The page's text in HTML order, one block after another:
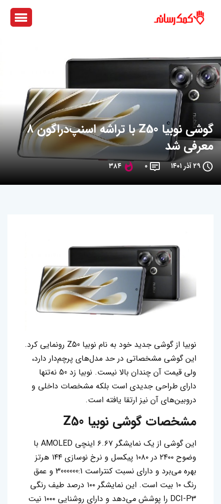
گوشی نوبیا Z50 با تراشه اسنپ‌دراگون ۸
معرفی شد
۲۹ آذر ۱۴۰۱ ۰ ۳۸۴
نوبیا از گوشی جدید خود به نام‌ نوبیا Z50 رونمایی کرد.
این گوشی مشخصاتی در حد مدل‌های پرچم‌دار دارد،
ولی قیمت آن چندان بالا نیست. نوبیا زد 50 نه‌تنها
دارای طراحی جدیدی است بلکه مشخصات داخلی و
دروبین‌های آن نیز ارتقا یافته است‌.
مشخصات گوشی نوبیا Z50
این گوشی از یک نمایشگر ۶.۶۷ اینچی AMOLED با
وضوح ۲۴۰۰ در ۱۰۸۰ پیکسل و نرخ نوسازی ۱۴۴ هرتز
بهره می‌برد و دارای نسبت کنتراست 3000000:1 و عمق
رنگ ۱۰ بیت است. این نمایشگر ۱۰۰ درصد طیف رنگی
DCI-P3 را پوشش می‌دهد و ‌دارای روشنایی ۱۰۰۰ نیت